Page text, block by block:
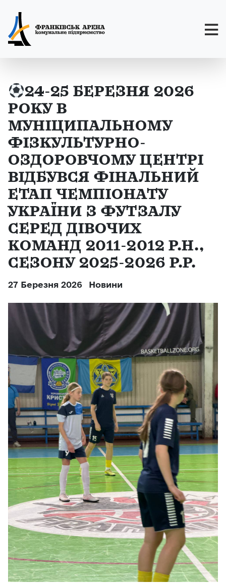
24-25 БЕРЕЗНЯ 2026
РОКУ В
МУНІЦИПАЛЬНОМУ
ФІЗКУЛЬТУРНО-
ОЗДОРОВЧОМУ ЦЕНТРІ
ВІДБУВСЯ ФІНАЛЬНИЙ
ЕТАП ЧЕМПІОНАТУ
УКРАЇНИ З ФУТЗАЛУ
СЕРЕД ДІВОЧИХ
КОМАНД 2011-2012 Р.Н.,
СЕЗОНУ 2025-2026 Р.Р.
27 Березня 2026 Новини